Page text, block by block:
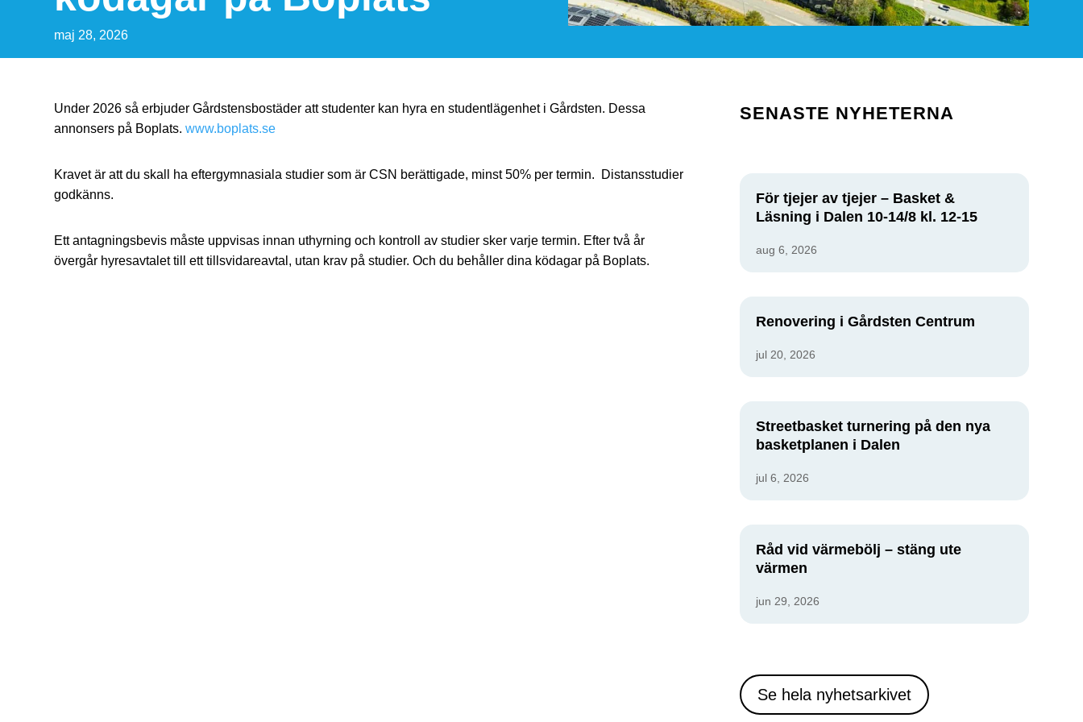
maj 28, 2026
Under 2026 så erbjuder Gårdstensbostäder att studenter kan hyra en studentlägenhet i Gårdsten. Dessa
annonsers på Boplats.www.boplats.se
Kravet är att du skall ha eftergymnasiala studier som är CSN berättigade, minst 50% per termin. Distansstudier
godkänns.
Ett antagningsbevis måste uppvisas innan uthyrning och kontroll av studier sker varje termin. Efter två år
övergår hyresavtalet till ett tillsvidareavtal, utan krav på studier. Och du behåller dina ködagar på Boplats.
SENASTE NYHETERNA
För tjejer av tjejer – Basket &
Läsning i Dalen 10-14/8 kl. 12-15
aug 6, 2026
Renovering i Gårdsten Centrum
jul 20, 2026
Streetbasket turnering på den nya
basketplanen i Dalen
jul 6, 2026
Råd vid värmebölj – stäng ute
värmen
jun 29, 2026
Se hela nyhetsarkivet